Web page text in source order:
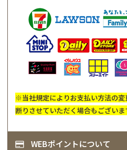
※当社規定によりお支払い方法の
断りさせていただく場合もございま
WEBポイントについて